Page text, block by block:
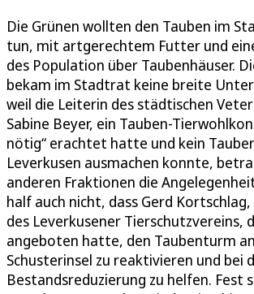
Die Grünen wollten den Tauben im
tun, mit artgerechtem Futter und
des Population über Taubenhäuser.
bekam im Stadtrat keine breite
weil die Leiterin des städtischen
Sabine Beyer, ein Tauben-
nötig“ erachtet hatte und kein
Leverkusen ausmachen konnte,
anderen Fraktionen die
half auch nicht, dass Gerd
des Leverkusener Tierschutzvereins,
angeboten hatte, den Taubenturm
Schusterinsel zu reaktivieren und bei
Bestandsreduzierung zu helfen. Fest